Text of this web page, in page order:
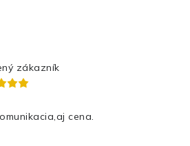
zákazník
cena.